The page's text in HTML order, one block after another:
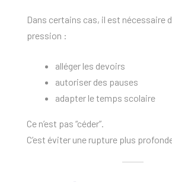
Dans certains cas, il est nécessaire
pression :
alléger les devoirs
autoriser des pauses
adapter le temps scolaire
Ce n’est pas “céder”.
C’est éviter une rupture plus